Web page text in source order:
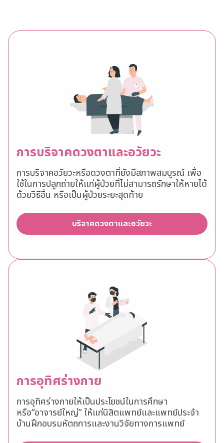
การบริจาคดวงตาและอวัยวะ
การบริจาคอวัยวะหรือดวงตาที่ยังมีสภาพสมบูรณ์ เพื่อ
ใช้ในการปลูกถ่ายให้แก่ผู้ป่วยที่ไม่สามารถรักษาให้หายได้
ด้วยวิธีอื่น หรือเป็นผู้ป่วยระยะสุดท้าย
บริจาคดวงตาและอวัยวะ
การอุทิศร่างกาย
การอุทิศร่างกายให้เป็นประโยชน์ในการศึกษา
หรือ“อาจารย์ใหญ่” ให้แก่นิสิตแพทย์และแพทย์ประจำ
บ้านฝึกอบรมหัตถการและงานวิจัยทางการแพทย์